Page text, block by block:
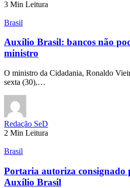
3 Min Leitura
Brasil
Auxílio Brasil: bancos não
ministro
O ministro da Cidadania, Ronaldo
sexta (30),…
Redação SeD
2 Min Leitura
Brasil
Portaria autoriza consignado
Auxílio Brasil